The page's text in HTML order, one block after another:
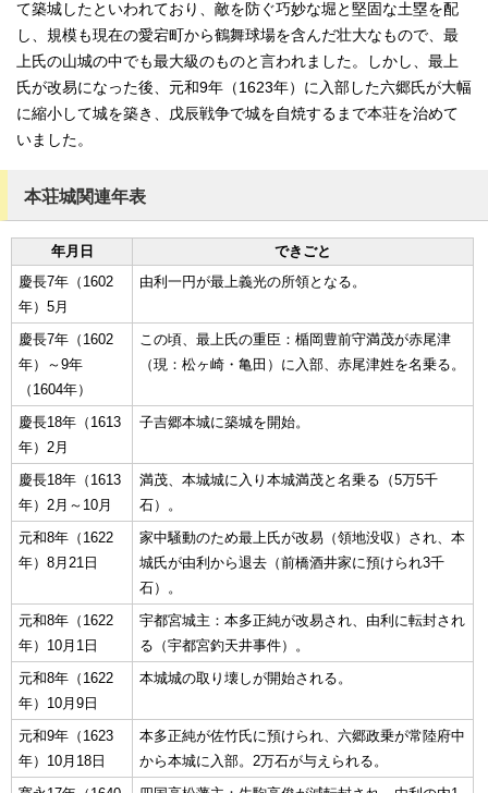
て築城したといわれており、敵を防ぐ巧妙な堀と堅固な土塁を配
し、規模も現在の愛宕町から鶴舞球場を含んだ壮大なもので、最
上氏の山城の中でも最大級のものと言われました。しかし、最上
氏が改易になった後、元和9年（1623年）に入部した六郷氏が大幅
に縮小して城を築き、戊辰戦争で城を自焼するまで本荘を治めて
いました。
本荘城関連年表
年月日
できごと
慶長7年（1602
年）5月
由利一円が最上義光の所領となる。
慶長7年（1602
年）～9年
（1604年）
この頃、最上氏の重臣：楯岡豊前守満茂が赤尾津
（現：松ヶ崎・亀田）に入部、赤尾津姓を名乗る。
慶長18年（1613
年）2月
子吉郷本城に築城を開始。
慶長18年（1613
年）2月～10月
満茂、本城城に入り本城満茂と名乗る（5万5千
石）。
元和8年（1622
年）8月21日
家中騒動のため最上氏が改易（領地没収）され、本
城氏が由利から退去（前橋酒井家に預けられ3千
石）。
元和8年（1622
年）10月1日
宇都宮城主：本多正純が改易され、由利に転封され
る（宇都宮釣天井事件）。
元和8年（1622
年）10月9日
本城城の取り壊しが開始される。
元和9年（1623
年）10月18日
本多正純が佐竹氏に預けられ、六郷政乗が常陸府中
から本城に入部。2万石が与えられる。